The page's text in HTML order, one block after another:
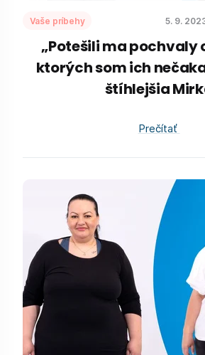
Vaše príbehy 5. 9.
„Potešili ma pochvaly
ktorých som ich
štíhlejšia
Prečítať